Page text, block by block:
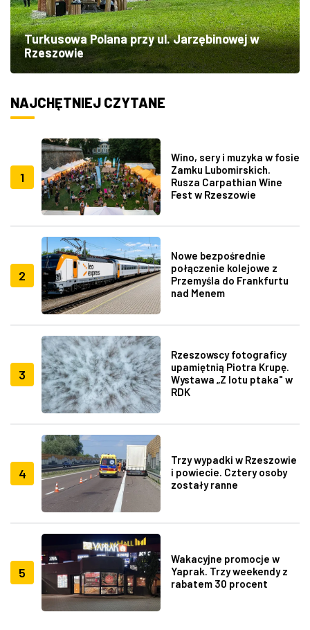
Turkusowa Polana przy ul. Jarzębinowej w
Rzeszowie
NAJCHĘTNIEJ CZYTANE
1
Wino, sery i muzyka w fosie
Zamku Lubomirskich.
Rusza Carpathian Wine
Fest w Rzeszowie
2
Nowe bezpośrednie
połączenie kolejowe z
Przemyśla do Frankfurtu
nad Menem
3
Rzeszowscy fotograficy
upamiętnią Piotra Krupę.
Wystawa „Z lotu ptaka" w
RDK
4
Trzy wypadki w Rzeszowie
i powiecie. Cztery osoby
zostały ranne
5
Wakacyjne promocje w
Yaprak. Trzy weekendy z
rabatem 30 procent